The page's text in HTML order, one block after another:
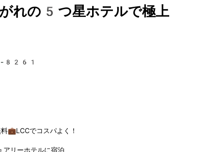
れの5つ星ホテルで極上
8261
でコスパよく！
アリーホテルに宿泊